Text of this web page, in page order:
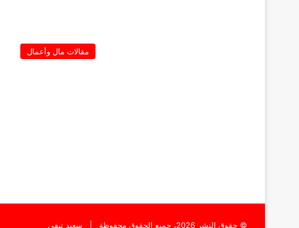
مقالات مال وأعمال
© حقوق النشر 2026، جميع الحقوق محفوظة | سعيد تيفي